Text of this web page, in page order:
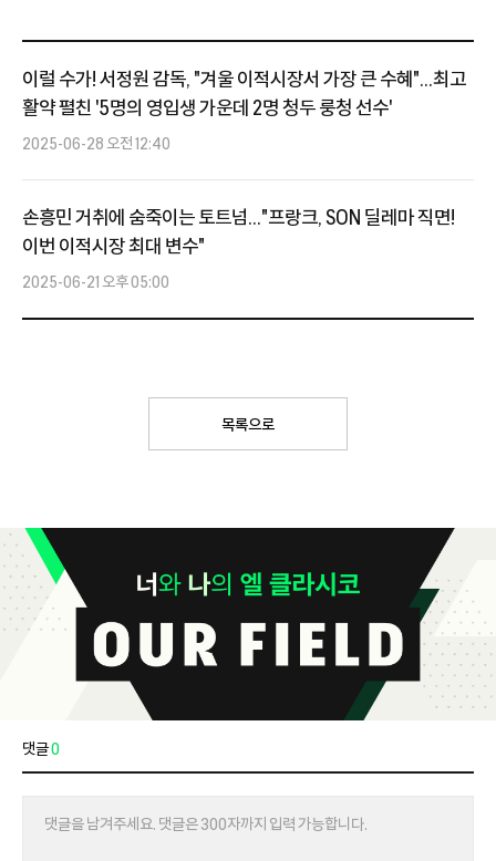
축구계
이럴 수가! 서정원 감독, "겨울 이적시장서 가장 큰 수혜"...최고
활약 펼친 '5명의 영입생 가운데 2명 청두 룽청 선수'
2025-06-28 오전 12:40
손흥민 거취에 숨죽이는 토트넘..."프랑크, SON 딜레마 직면!
이번 이적시장 최대 변수"
2025-06-21 오후 05:00
목록으로
댓글0